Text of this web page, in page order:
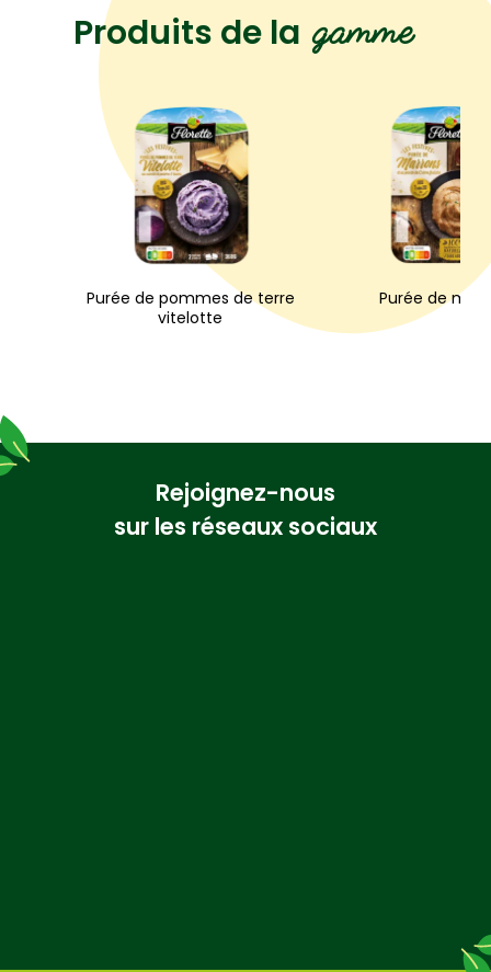
Produits de la gamme
Purée de pommes de terre
vitelotte
Purée de
Rejoignez-nous
sur les réseaux sociaux